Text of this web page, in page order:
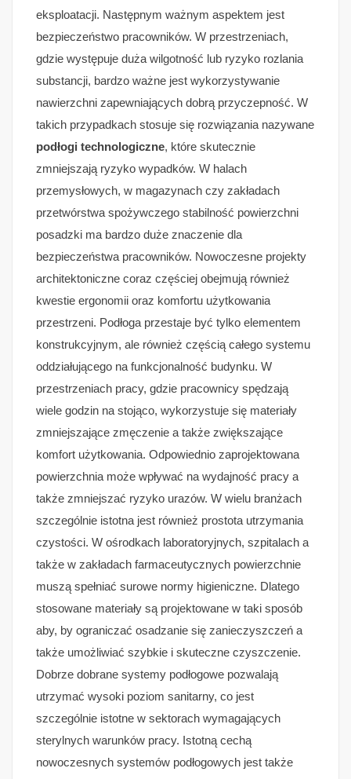
eksploatacji. Następnym ważnym aspektem jest
bezpieczeństwo pracowników. W przestrzeniach,
gdzie występuje duża wilgotność lub ryzyko rozlania
substancji, bardzo ważne jest wykorzystywanie
nawierzchni zapewniających dobrą przyczepność. W
takich przypadkach stosuje się rozwiązania nazywane
podłogi technologiczne, które skutecznie
zmniejszają ryzyko wypadków. W halach
przemysłowych, w magazynach czy zakładach
przetwórstwa spożywczego stabilność powierzchni
posadzki ma bardzo duże znaczenie dla
bezpieczeństwa pracowników. Nowoczesne projekty
architektoniczne coraz częściej obejmują również
kwestie ergonomii oraz komfortu użytkowania
przestrzeni. Podłoga przestaje być tylko elementem
konstrukcyjnym, ale również częścią całego systemu
oddziałującego na funkcjonalność budynku. W
przestrzeniach pracy, gdzie pracownicy spędzają
wiele godzin na stojąco, wykorzystuje się materiały
zmniejszające zmęczenie a także zwiększające
komfort użytkowania. Odpowiednio zaprojektowana
powierzchnia może wpływać na wydajność pracy a
także zmniejszać ryzyko urazów. W wielu branżach
szczególnie istotna jest również prostota utrzymania
czystości. W ośrodkach laboratoryjnych, szpitalach a
także w zakładach farmaceutycznych powierzchnie
muszą spełniać surowe normy higieniczne. Dlatego
stosowane materiały są projektowane w taki sposób
aby, by ograniczać osadzanie się zanieczyszczeń a
także umożliwiać szybkie i skuteczne czyszczenie.
Dobrze dobrane systemy podłogowe pozwalają
utrzymać wysoki poziom sanitarny, co jest
szczególnie istotne w sektorach wymagających
sterylnych warunków pracy. Istotną cechą
nowoczesnych systemów podłogowych jest także